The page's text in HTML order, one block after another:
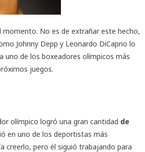
momento. No es de extrañar este hecho,
Johnny Depp y Leonardo DiCaprio lo
uno de los boxeadores olímpicos más
juegos.
olímpico logró una gran cantidad de
en uno de los deportistas más
creerlo, pero él siguió trabajando para